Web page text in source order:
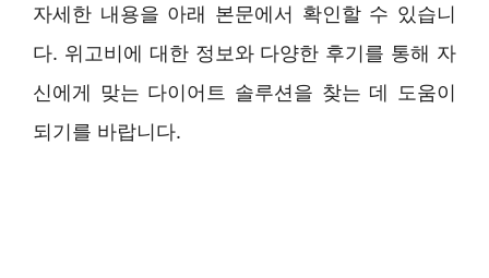
자세한 내용을 아래 본문에서 확인할 수 있습니
다. 위고비에 대한 정보와 다양한 후기를 통해 자
신에게 맞는 다이어트 솔루션을 찾는 데 도움이
되기를 바랍니다.